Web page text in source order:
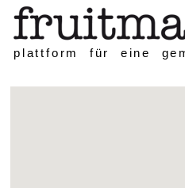
plattform für eine